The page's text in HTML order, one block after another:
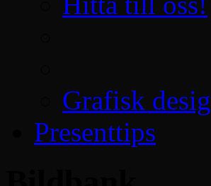
Grafisk
Presenttips